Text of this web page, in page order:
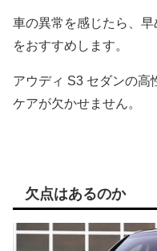
車の異常を感じたら、
をおすすめします。
アウディ S3 セダンの高
ケアが欠かせません。
欠点はあるのか